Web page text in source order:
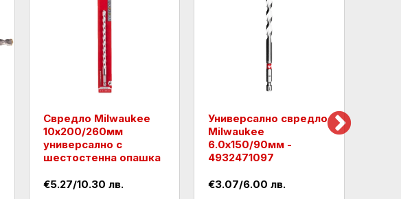
Свредло Milwaukee
10х200/260мм
универсално с
шестостенна опашка
€5.27/10.30 лв.
Универсално свредло
Milwaukee
6.0х150/90мм -
4932471097
€3.07/6.00 лв.